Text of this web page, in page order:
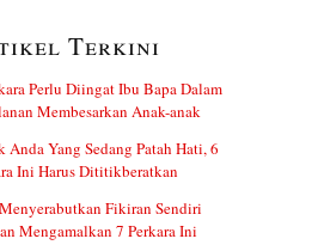
Terkini
Perlu Diingat Ibu Bapa Dalam
Membesarkan Anak-anak
Anda Yang Sedang Patah Hati, 6
Ini Harus Dititikberatkan
Fikiran Sendiri
Mengamalkan 7 Perkara Ini